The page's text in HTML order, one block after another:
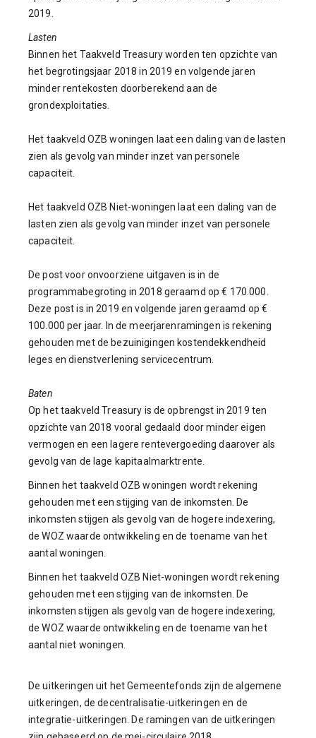
2019.
Lasten
Binnen het Taakveld Treasury worden ten opzichte van
het begrotingsjaar 2018 in 2019 en volgende jaren
minder rentekosten doorberekend aan de
grondexploitaties.
Het taakveld OZB woningen laat een daling van de lasten
zien als gevolg van minder inzet van personele
capaciteit.
Het taakveld OZB Niet-woningen laat een daling van de
lasten zien als gevolg van minder inzet van personele
capaciteit.
De post voor onvoorziene uitgaven is in de
programmabegroting in 2018 geraamd op € 170.000.
Deze post is in 2019 en volgende jaren geraamd op €
100.000 per jaar. In de meerjarenramingen is rekening
gehouden met de bezuinigingen kostendekkendheid
leges en dienstverlening servicecentrum.
Baten
Op het taakveld Treasury is de opbrengst in 2019 ten
opzichte van 2018 vooral gedaald door minder eigen
vermogen en een lagere rentevergoeding daarover als
gevolg van de lage kapitaalmarktrente.
Binnen het taakveld OZB woningen wordt rekening
gehouden met een stijging van de inkomsten. De
inkomsten stijgen als gevolg van de hogere indexering,
de WOZ waarde ontwikkeling en de toename van het
aantal woningen.
Binnen het taakveld OZB Niet-woningen wordt rekening
gehouden met een stijging van de inkomsten. De
inkomsten stijgen als gevolg van de hogere indexering,
de WOZ waarde ontwikkeling en de toename van het
aantal niet woningen.
De uitkeringen uit het Gemeentefonds zijn de algemene
uitkeringen, de decentralisatie-uitkeringen en de
integratie-uitkeringen. De ramingen van de uitkeringen